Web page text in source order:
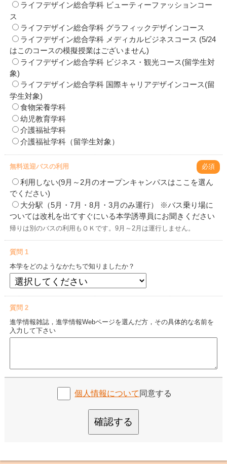
ライフデザイン総合学科 ビューティーファッションコー
ス
ライフデザイン総合学科 グラフィックデザインコース
ライフデザイン総合学科 メディカルビジネスコース (5/24
はこのコースの模擬授業はございません)
ライフデザイン総合学科 ビジネス・観光コース(留学生対
象)
ライフデザイン総合学科 国際キャリアデザインコース(留
学生対象)
食物栄養学科
幼児教育学科
介護福祉学科
介護福祉学科（留学生対象）
無料送迎バスの利用 必須
利用しない(9月～2月のオープンキャンパスはここを選ん
でください)
大分駅（5月・7月・8月・3月のみ運行） ※バス乗り場に
ついては改札を出てすぐにいる本学誘導員にお聞きください
帰りは別のバスの利用もＯＫです。9月～2月は運行しません。
質問 1
本学をどのようなかたちで知りましたか？
質問 2
進学情報雑誌，進学情報Webページを選んだ方，その具体的な名前を
入力して下さい
個人情報について 同意する
確認する